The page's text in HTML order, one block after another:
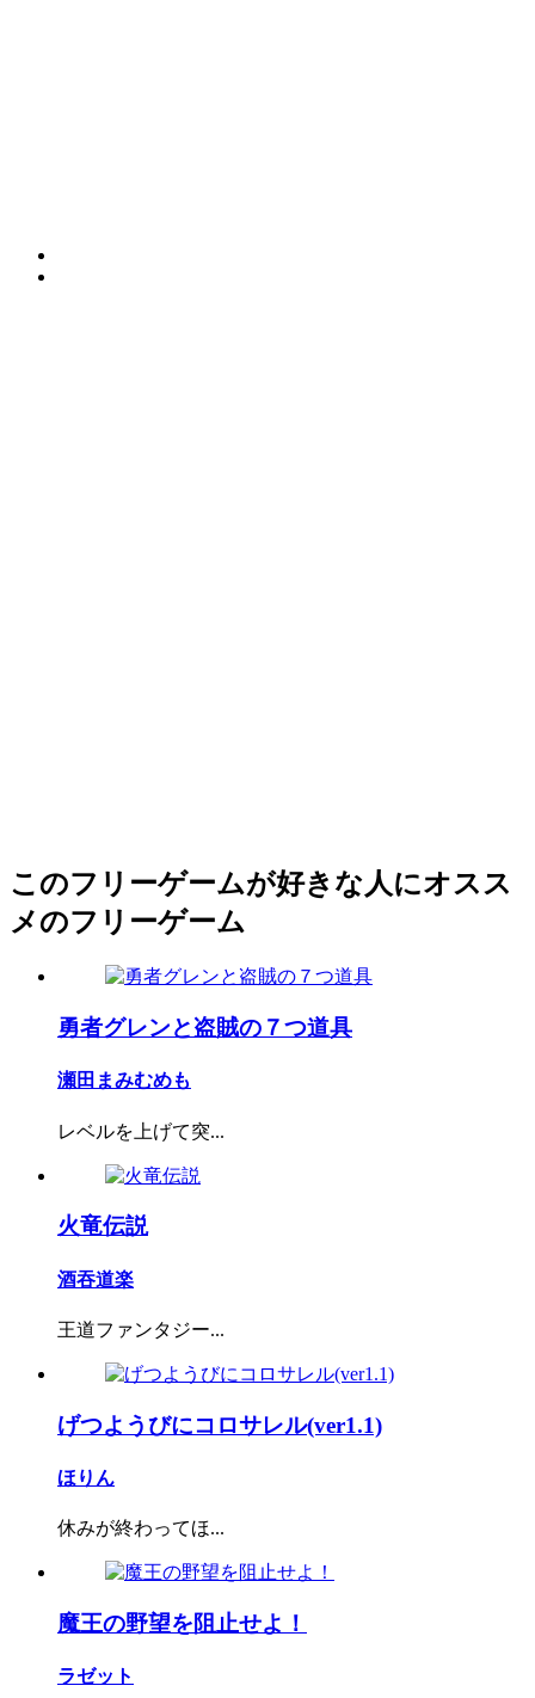
このフリーゲームが好きな人にオスス
メのフリーゲーム
勇者グレンと盗賊の７つ道具
瀬田まみむめも
レベルを上げて突...
火竜伝説
酒吞道楽
王道ファンタジー...
げつようびにコロサレル(ver1.1)
ほりん
休みが終わってほ...
魔王の野望を阻止せよ！
ラゼット